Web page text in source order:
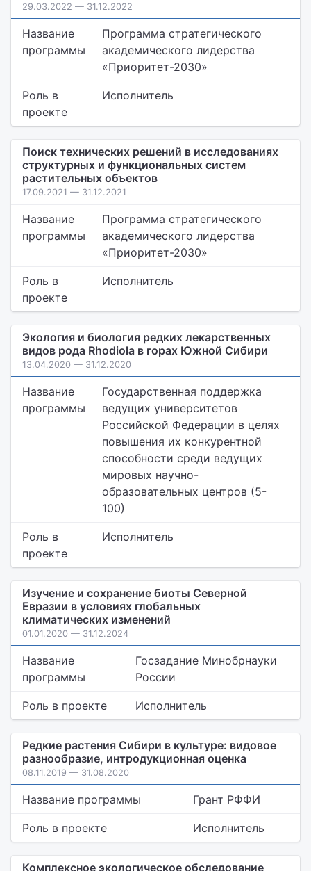
29.03.2022 — 31.12.2022
Название
программы
Программа стратегического
академического лидерства
«Приоритет-2030»
Роль в
проекте
Исполнитель
Поиск технических решений в исследованиях
структурных и функциональных систем
растительных объектов
17.09.2021 — 31.12.2021
Название
программы
Программа стратегического
академического лидерства
«Приоритет-2030»
Роль в
проекте
Исполнитель
Экология и биология редких лекарственных
видов рода Rhodiola в горах Южной Сибири
13.04.2020 — 31.12.2020
Название
программы
Государственная поддержка
ведущих университетов
Российской Федерации в целях
повышения их конкурентной
способности среди ведущих
мировых научно-
образовательных центров (5-
100)
Роль в
проекте
Исполнитель
Изучение и сохранение биоты Северной
Евразии в условиях глобальных
климатических изменений
01.01.2020 — 31.12.2024
Название
программы
Госзадание Минобрнауки
России
Роль в проекте Исполнитель
Редкие растения Сибири в культуре: видовое
разнообразие, интродукционная оценка
08.11.2019 — 31.08.2020
Название программы Грант РФФИ
Роль в проекте Исполнитель
Комплексное экологическое обследование